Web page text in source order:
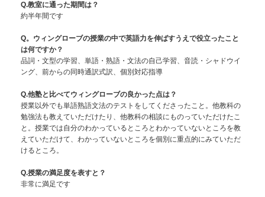
Q.教室に通った期間は？
約半年間です
Q。ウィングローブの授業の中で英語力を伸ばすうえで役立ったこと
は何ですか？
品詞・文型の学習、単語・熟語・文法の自己学習、音読・シャドウイ
ング、前からの同時通訳式訳、個別対応指導
Q.他塾と比べてウィングローブの良かった点は？
授業以外でも単語熟語文法のテストをしてくださったこと。他教科の
勉強法も教えていただけたり、他教科の相談にものっていただけたこ
と。授業では自分のわかっているところとわかっていないところを教
えていただけて、わかっていないところを個別に重点的にみていただ
けるところ。
Q.授業の満足度を表すと？
非常に満足です